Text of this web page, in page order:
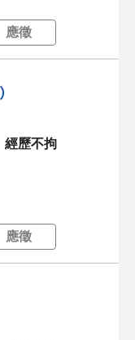
應徵
經歷不拘
應徵